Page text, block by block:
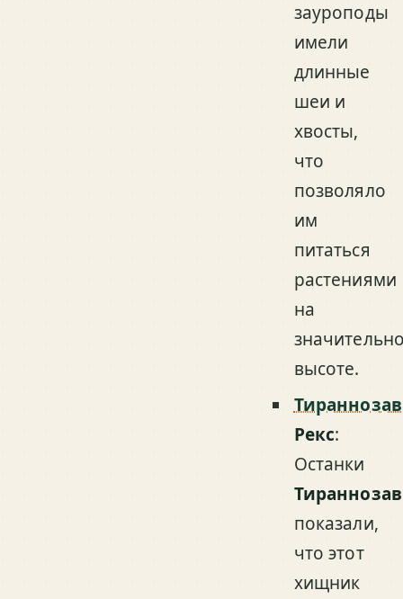
зауроподы
имели
длинные
шеи и
хвосты,
что
позволяло
им
питаться
растениями
на
высоте.
Рекс:
Останки
показали,
что этот
хищник